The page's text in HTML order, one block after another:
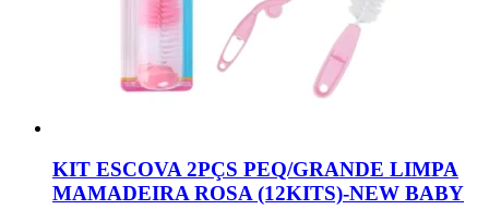
KIT ESCOVA 2PÇS PEQ/GRANDE LIMPA
MAMADEIRA ROSA (12KITS)-NEW BABY